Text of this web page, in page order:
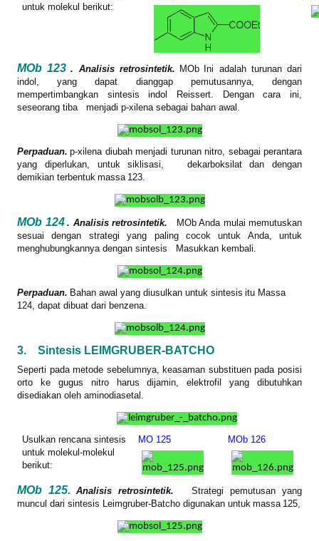
untuk molekul berikut:
MOb 123 . Analisis retrosintetik. MOb
Ini adalah turunan dari
indol, yang dapat dianggap pemutusannya, dengan
mempertimbangkan sintesis indol Reissert. Dengan cara ini,
seseorang tiba
menjadi p-xilena sebagai bahan awal.
Perpaduan. p-xilena diubah menjadi turunan nitro, sebagai perantara
yang diperlukan, untuk siklisasi,
dekarboksilat dan dengan
demikian terbentuk massa 123.
MOb 124 . Analisis retrosintetik. MOb Anda mulai memutuskan
sesuai dengan strategi yang paling cocok untuk Anda, untuk
menghubungkannya dengan sintesis
Masukkan kembali.
Perpaduan. Bahan awal yang diusulkan untuk sintesis itu Massa
124, dapat dibuat dari benzena.
3. Sintesis LEIMGRUBER-BATCHO
Seperti pada metode sebelumnya, keasaman substituen pada posisi
orto ke gugus nitro harus dijamin, elektrofil yang dibutuhkan
disediakan oleh aminodiasetal.
Usulkan rencana sintesis
untuk molekul-molekul
berikut:
MO 125 MOb 126
MOb 125. Analisis retrosintetik.
Strategi pemutusan yang
muncul dari sintesis Leimgruber-Batcho digunakan untuk massa 125,